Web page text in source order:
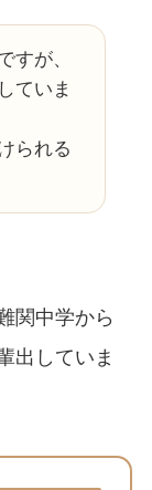
すが、
ていま
られる
関中学から
出していま